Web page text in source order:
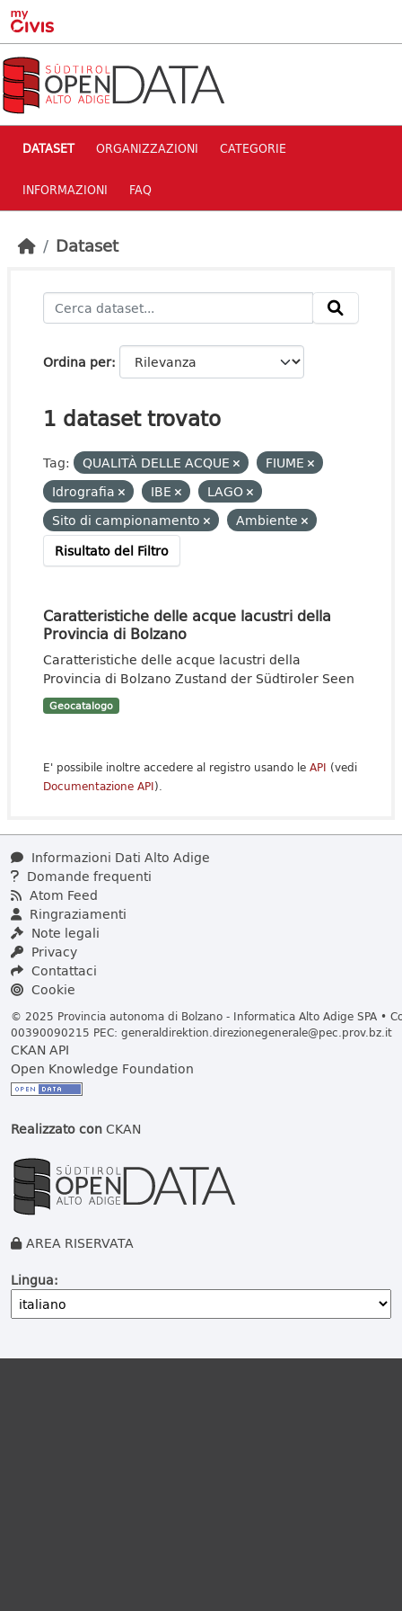
Skip to main content
DATASET ORGANIZZAZIONI CATEGORIE
INFORMAZIONI FAQ
Dataset
Ordina per
1 dataset trovato
Tag: QUALITÀ DELLE ACQUE
FIUME
Idrografia
IBE
LAGO
Sito di campionamento
Ambiente
Risultato del Filtro
Caratteristiche delle acque lacustri della
Provincia di Bolzano
Caratteristiche delle acque lacustri della
Provincia di Bolzano Zustand der Südtiroler Seen
Geocatalogo
E' possibile inoltre accedere al registro usando le API (vedi
Documentazione API).
Informazioni Dati Alto Adige
Domande frequenti
Atom Feed
Ringraziamenti
Note legali
Privacy
Contattaci
Cookie
© 2025 Provincia autonoma di Bolzano - Informatica Alto Adige SPA •
00390090215 PEC: generaldirektion.direzionegenerale@pec.prov.bz.it
CKAN API
Open Knowledge Foundation
Realizzato conCKAN
AREA RISERVATA
Lingua